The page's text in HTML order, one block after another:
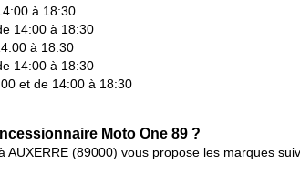
à 18:30
14:00 à 18:30
à 18:30
14:00 à 18:30
et de 14:00 à 18:30
Moto One 89 ?
(89000) vous propose les marques